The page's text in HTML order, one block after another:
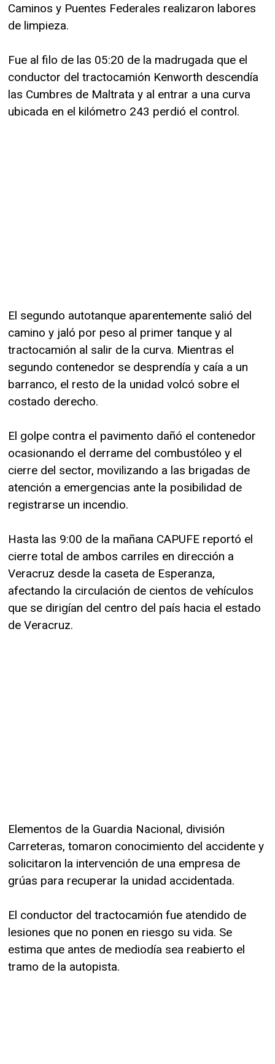
Caminos y Puentes Federales realizaron labores
de limpieza.
Fue al filo de las 05:20 de la madrugada que el
conductor del tractocamión Kenworth descendía
las Cumbres de Maltrata y al entrar a una curva
ubicada en el kilómetro 243 perdió el control.
El segundo autotanque aparentemente salió del
camino y jaló por peso al primer tanque y al
tractocamión al salir de la curva. Mientras el
segundo contenedor se desprendía y caía a un
barranco, el resto de la unidad volcó sobre el
costado derecho.
El golpe contra el pavimento dañó el contenedor
ocasionando el derrame del combustóleo y el
cierre del sector, movilizando a las brigadas de
atención a emergencias ante la posibilidad de
registrarse un incendio.
Hasta las 9:00 de la mañana CAPUFE reportó el
cierre total de ambos carriles en dirección a
Veracruz desde la caseta de Esperanza,
afectando la circulación de cientos de vehículos
que se dirigían del centro del país hacia el estado
de Veracruz.
Elementos de la Guardia Nacional, división
Carreteras, tomaron conocimiento del accidente y
solicitaron la intervención de una empresa de
grúas para recuperar la unidad accidentada.
El conductor del tractocamión fue atendido de
lesiones que no ponen en riesgo su vida. Se
estima que antes de mediodía sea reabierto el
tramo de la autopista.